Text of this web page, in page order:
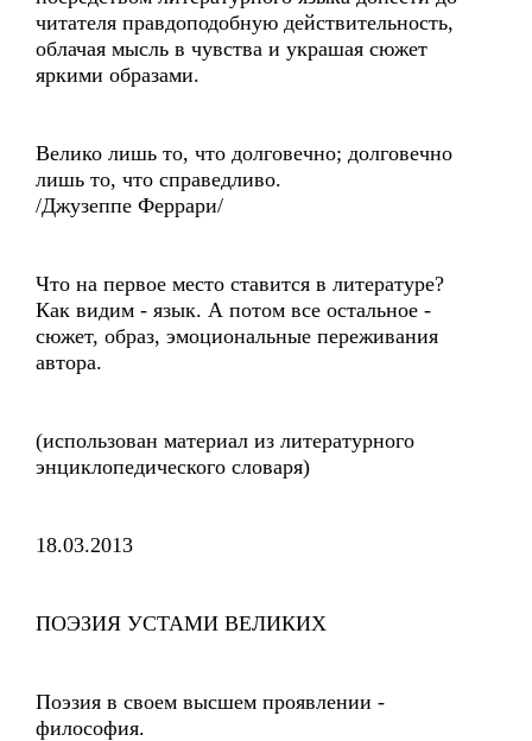
читателя правдоподобную действительность,
облачая мысль в чувства и украшая сюжет
яркими образами.
Велико лишь то, что долговечно; долговечно
лишь то, что справедливо.
/Джузеппе Феррари/
Что на первое место ставится в литературе?
Как видим - язык. А потом все остальное -
сюжет, образ, эмоциональные переживания
автора.
(использован материал из литературного
энциклопедического словаря)
18.03.2013
ПОЭЗИЯ УСТАМИ ВЕЛИКИХ
Поэзия в своем высшем проявлении -
философия.